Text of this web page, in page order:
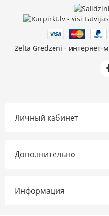
Zelta Gredzeni - интернет-
Личный кабинет
Дополнительно
Информация